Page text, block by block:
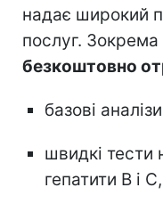
надає широкий
послуг.
безкоштовно
базові
швидкі тести
гепатити B і